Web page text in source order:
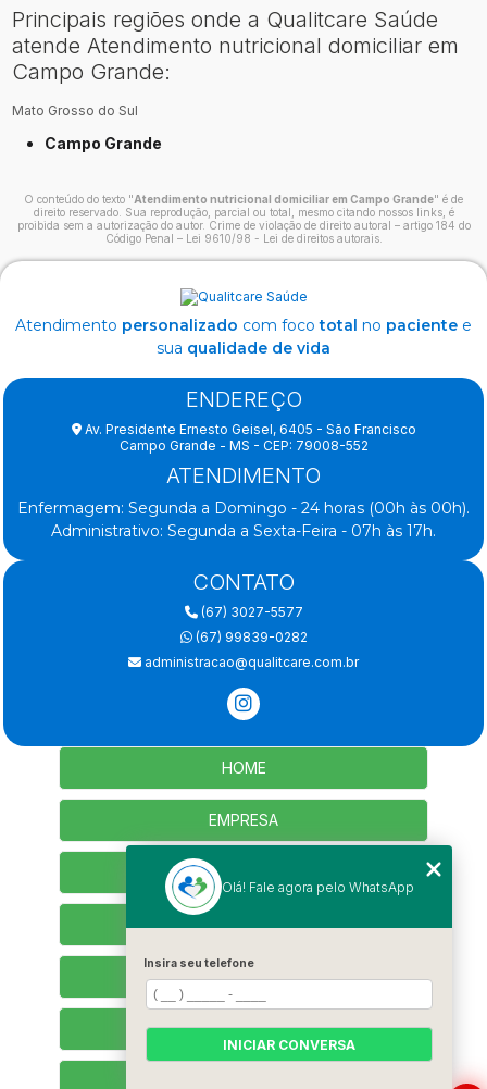
Principais regiões onde a Qualitcare Saúde
atende Atendimento nutricional domiciliar em
Campo Grande:
Mato Grosso do Sul
Campo Grande
O conteúdo do texto "Atendimento nutricional domiciliar em Campo Grande" é de
direito reservado. Sua reprodução, parcial ou total, mesmo citando nossos links, é
proibida sem a autorização do autor. Crime de violação de direito autoral – artigo 184 do
Código Penal – Lei 9610/98 - Lei de direitos autorais.
Atendimento personalizado com focototal no paciente e
sua qualidade de vida
ENDEREÇO
Av. Presidente Ernesto Geisel, 6405 - São Francisco
Campo Grande - MS - CEP: 79008-552
ATENDIMENTO
Enfermagem: Segunda a Domingo - 24 horas (00h às 00h).
Administrativo: Segunda a Sexta-Feira - 07h às 17h.
CONTATO
(67) 3027-5577
(67) 99839-0282
administracao@qualitcare.com.br
HOME
EMPRESA
SERVIÇOS
CONTATO
SEJA PARCEIRO
TRABALHE CONOSCO
Olá! Fale agora pelo WhatsApp
Insira seu telefone
INICIAR CONVERSA